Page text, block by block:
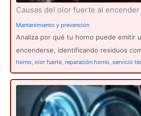
Causas del olor fuerte al
Mantenimiento y prevención
Analiza por qué tu horno puede emitir
encenderse, identificando residuos
horno olor fuerte reparación horno servicio